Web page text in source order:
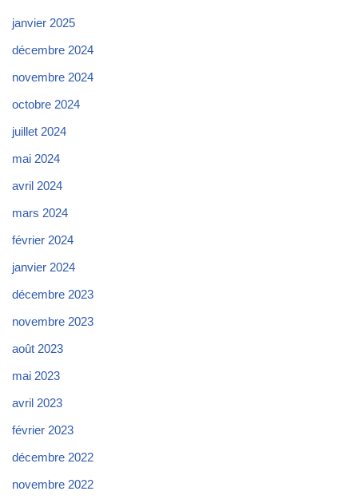
janvier 2025
décembre 2024
novembre 2024
octobre 2024
juillet 2024
mai 2024
avril 2024
mars 2024
février 2024
janvier 2024
décembre 2023
novembre 2023
août 2023
mai 2023
avril 2023
février 2023
décembre 2022
novembre 2022